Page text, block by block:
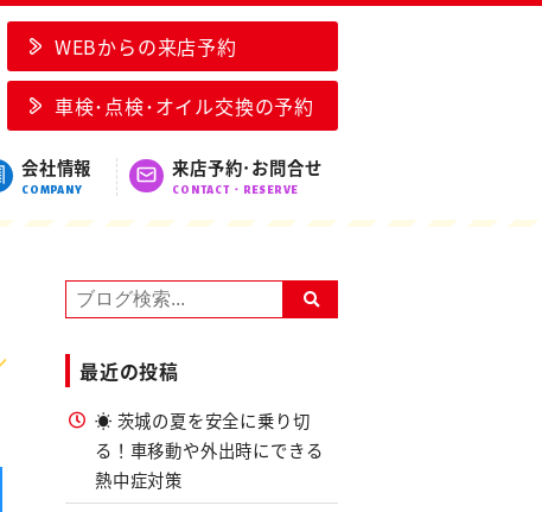
WEBからの来店予約
車検･点検･オイル交換の予約
会社情報
COMPANY
来店予約･お問合せ
CONTACT・RESERVE
最近の投稿
☀️ 茨城の夏を安全に乗り切
る！車移動や外出時にできる
熱中症対策